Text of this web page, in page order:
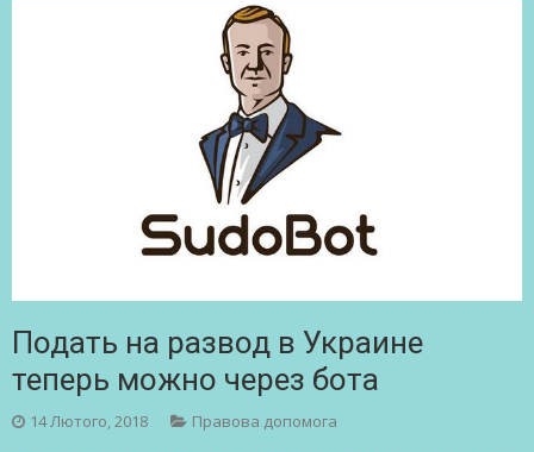
Подать на развод в Украине
теперь можно через бота
14 Лютого, 2018 Правова допомога